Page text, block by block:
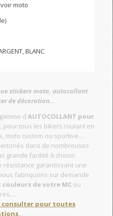
moto
BLANC
stickers moto, autocollant
de décoration...
d'AUTOCOLLANT pour
, pour tous les bikers roulant en
moto custom ou sportive....
dans de nombreuses
grande facilité à choisir.
résistance garantissant une
fabriquons sur demande
couleurs de votre MCou
consulter pour toutes
...